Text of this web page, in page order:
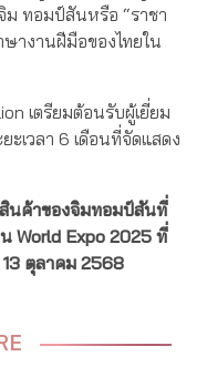
ม ทอมป์สันหรือ “ราชา
างานฝีมือของไทยใน
เตรียมต้อนรับผู้เยี่ยม
เวลา 6 เดือนที่จัดแสดง
นค้าของจิมทอมป์สันที่
World Expo 2025 ที่
13 ตุลาคม 2568